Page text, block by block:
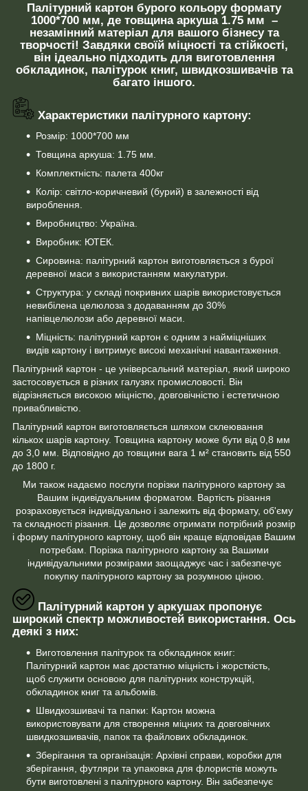
Палітурний картон бурого кольору формату
1000*700 мм, де товщина аркуша 1.75 мм –
незамінний матеріал для вашого бізнесу та
творчості! Завдяки своїй міцності та стійкості,
він ідеально підходить для виготовлення
обкладинок, палітурок книг, швидкозшивачів та
багато іншого.
Характеристики палітурного картону:
Розмір: 1000*700 мм
Товщина аркуша: 1.75 мм.
Комплектність: палета 400кг
Колір: світло-коричневий (бурий) в залежності від
вироблення.
Виробництво: Україна.
Виробник: ЮТЕК.
Сировина: палітурний картон виготовляється з бурої
деревної маси з використанням макулатури.
Структура: у складі покривних шарів використовується
невибілена целюлоза з додаванням до 30%
напівцелюлози або деревної маси.
Міцність: палітурний картон є одним з найміцніших
видів картону і витримує високі механічні навантаження.
Палітурний картон - це універсальний матеріал, який широко
застосовується в різних галузях промисловості. Він
відрізняється високою міцністю, довговічністю і естетичною
привабливістю.
Палітурний картон виготовляється шляхом склеювання
кількох шарів картону. Товщина картону може бути від 0,8 мм
до 3,0 мм. Відповідно до товщини вага 1 м² становить від 550
до 1800 г.
Ми також надаємо послуги порізки палітурного картону за
Вашим індивідуальним форматом. Вартість різання
розраховується індивідуально і залежить від формату, об'єму
та складності різання. Це дозволяє отримати потрібний розмір
і форму палітурного картону, щоб він краще відповідав Вашим
потребам. Порізка палітурного картону за Вашими
індивідуальними розмірами заощаджує час і забезпечує
покупку палітурного картону за розумною ціною.
Палітурний картон у аркушах пропонує
широкий спектр можливостей використання. Ось
деякі з них:
Виготовлення палітурок та обкладинок книг:
Палітурний картон має достатню міцність і жорсткість,
щоб служити основою для палітурних конструкцій,
обкладинок книг та альбомів.
Швидкозшивачі та папки: Картон можна
використовувати для створення міцних та довговічних
швидкозшивачів, папок та файлових обкладинок.
Зберігання та організація: Архівні справи, коробки для
зберігання, футляри та упаковка для флористів можуть
бути виготовлені з палітурного картону. Він забезпечує